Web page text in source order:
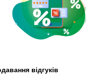
відгуків